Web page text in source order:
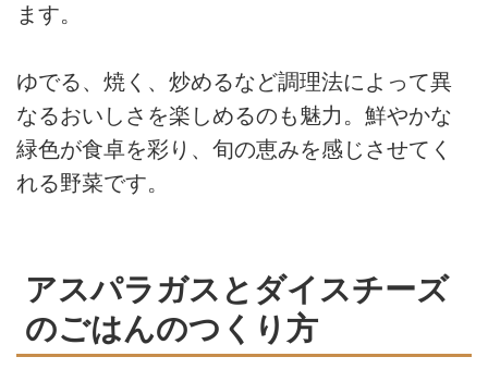
ます。
ゆでる、焼く、炒めるなど調理法によって異
なるおいしさを楽しめるのも魅力。鮮やかな
緑色が食卓を彩り、旬の恵みを感じさせてく
れる野菜です。
アスパラガスとダイスチーズ
のごはんのつくり方